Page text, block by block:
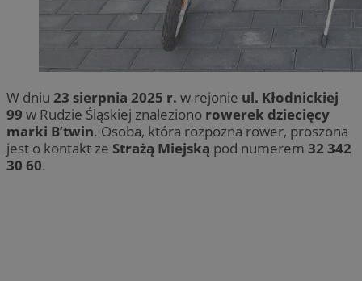
W dniu 23 sierpnia 2025 r. w rejonie ul. Kłodnickiej
99 w Rudzie Śląskiej znaleziono rowerek dziecięcy
marki B’twin. Osoba, która rozpozna rower, proszona
jest o kontakt ze Strażą Miejską pod numerem 32 342
30 60.